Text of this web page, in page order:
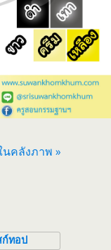
นคลังภาพ »
ก์ทอป